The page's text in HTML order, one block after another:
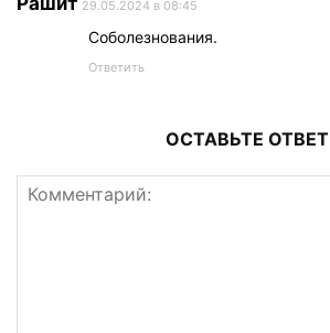
29.05.2024 в 08:45
Соболезнования.
Ответить
ОСТАВЬТЕ ОТВЕТ